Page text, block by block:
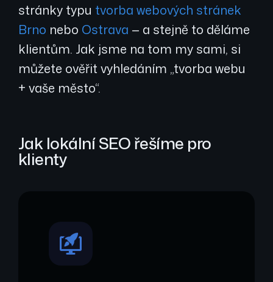
stránky typu tvorba webových stránek
Brno nebo Ostrava — a stejně to děláme
klientům. Jak jsme na tom my sami, si
můžete ověřit vyhledáním „tvorba webu
+ vaše město“.
Jak lokální SEO řešíme pro
klienty